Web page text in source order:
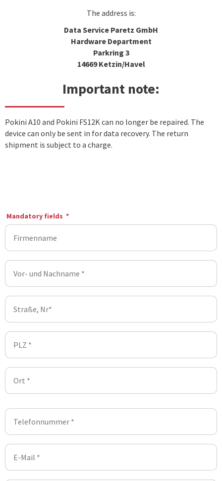
The address is:
Data Service Paretz GmbH
Hardware Department
Parkring 3
14669 Ketzin/Havel
Important note:
Pokini A10 and Pokini FS12K can no longer be repaired. The
device can only be sent in for data recovery. The return
shipment is subject to a charge.
Mandatory fields *